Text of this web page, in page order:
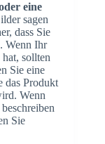
eine
sagen
dass Sie
Wenn Ihr
sollten
Sie eine
das Produkt
Wenn
Sie